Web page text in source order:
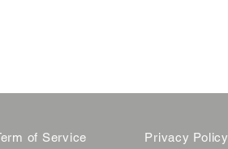
of Service Privacy Policy